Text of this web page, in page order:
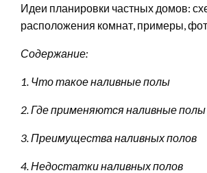
Идеи планировки частных домов:
расположения комнат, примеры,
Содержание:
1. Что такое наливные полы
2. Где применяются наливные полы
3. Преимущества наливных полов
4. Недостатки наливных полов